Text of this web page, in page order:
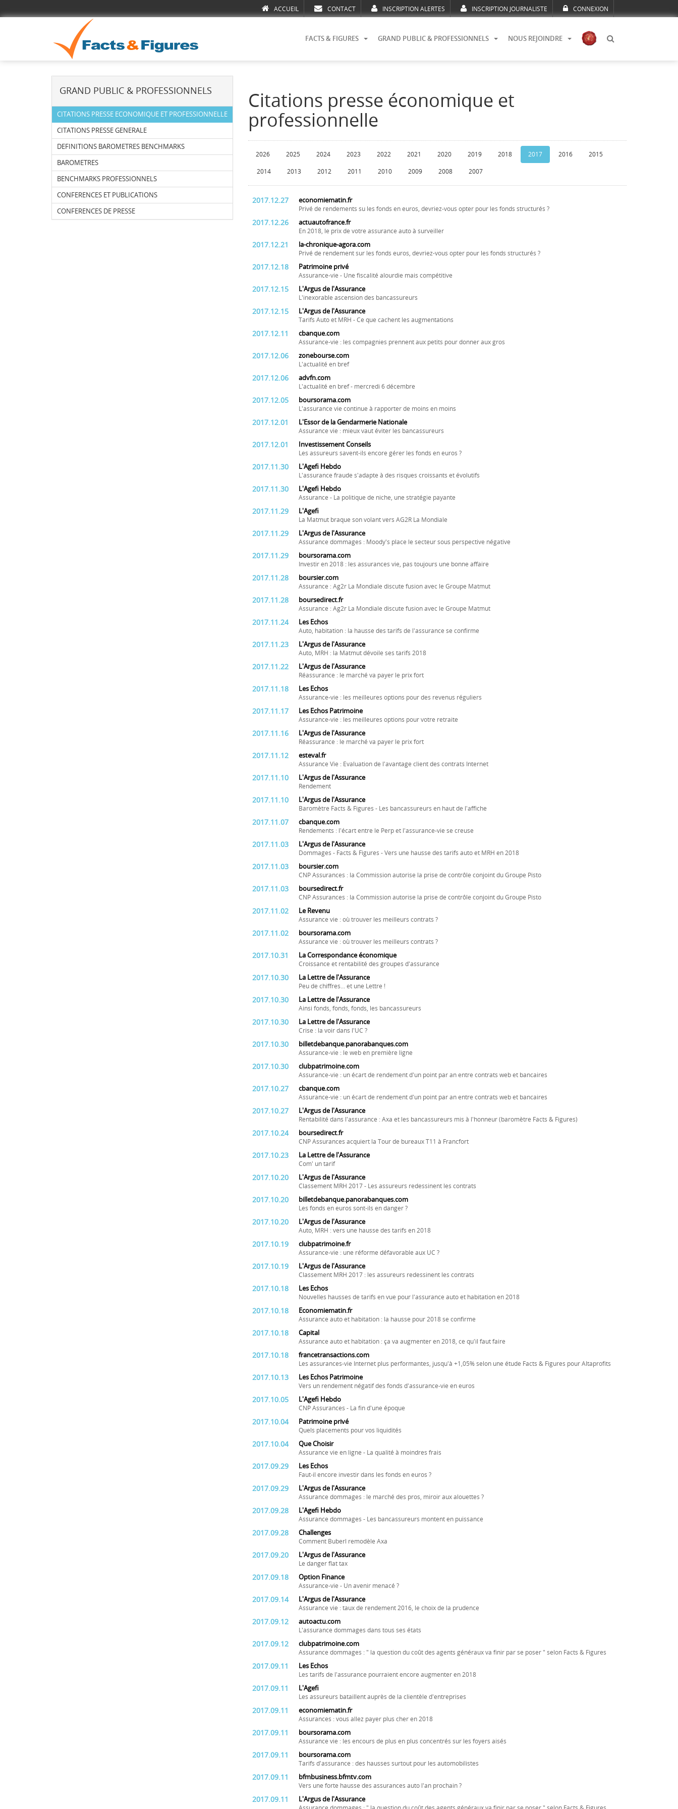
ACCUEIL CONTACT INSCRIPTION ALERTES INSCRIPTION JOURNALISTE CONNEXION
FACTS & FIGURES GRAND PUBLIC & PROFESSIONNELS NOUS REJOINDRE
GRAND PUBLIC & PROFESSIONNELS
CITATIONS PRESSE ECONOMIQUE ET PROFESSIONNELLE
CITATIONS PRESSE GENERALE
DEFINITIONS BAROMETRES BENCHMARKS
BAROMETRES
BENCHMARKS PROFESSIONNELS
CONFERENCES ET PUBLICATIONS
CONFERENCES DE PRESSE
Citations presse économique et
professionnelle
2026 2025 2024 2023 2022 2021 2020 2019 2018 2017 2016 2015
2014 2013 2012 2011 2010 2009 2008 2007
2017.12.27 economiematin.fr
Privé de rendements su les fonds en euros, devriez-vous opter pour les fonds structurés ?
2017.12.26 actuautofrance.fr
En 2018, le prix de votre assurance auto à surveiller
2017.12.21 la-chronique-agora.com
Privé de rendement sur les fonds euros, devriez-vous opter pour les fonds structurés ?
2017.12.18 Patrimoine privé
Assurance-vie - Une fiscalité alourdie mais compétitive
2017.12.15 L'Argus de l'Assurance
L'inexorable ascension des bancassureurs
2017.12.15 L'Argus de l'Assurance
Tarifs Auto et MRH - Ce que cachent les augmentations
2017.12.11 cbanque.com
Assurance-vie : les compagnies prennent aux petits pour donner aux gros
2017.12.06 zonebourse.com
L'actualité en bref
2017.12.06 advfn.com
L'actualité en bref - mercredi 6 décembre
2017.12.05 boursorama.com
L'assurance vie continue à rapporter de moins en moins
2017.12.01 L'Essor de la Gendarmerie Nationale
Assurance vie : mieux vaut éviter les bancassureurs
2017.12.01 Investissement Conseils
Les assureurs savent-ils encore gérer les fonds en euros ?
2017.11.30 L'Agefi Hebdo
L'assurance fraude s'adapte à des risques croissants et évolutifs
2017.11.30 L'Agefi Hebdo
Assurance - La politique de niche, une stratégie payante
2017.11.29 L'Agefi
La Matmut braque son volant vers AG2R La Mondiale
2017.11.29 L'Argus de l'Assurance
Assurance dommages : Moody's place le secteur sous perspective négative
2017.11.29 boursorama.com
Investir en 2018 : les assurances vie, pas toujours une bonne affaire
2017.11.28 boursier.com
Assurance : Ag2r La Mondiale discute fusion avec le Groupe Matmut
2017.11.28 boursedirect.fr
Assurance : Ag2r La Mondiale discute fusion avec le Groupe Matmut
2017.11.24 Les Echos
Auto, habitation : la hausse des tarifs de l'assurance se confirme
2017.11.23 L'Argus de l'Assurance
Auto, MRH : la Matmut dévoile ses tarifs 2018
2017.11.22 L'Argus de l'Assurance
Réassurance : le marché va payer le prix fort
2017.11.18 Les Echos
Assurance-vie : les meilleures options pour des revenus réguliers
2017.11.17 Les Echos Patrimoine
Assurance-vie : les meilleures options pour votre retraite
2017.11.16 L'Argus de l'Assurance
Réassurance : le marché va payer le prix fort
2017.11.12 esteval.fr
Assurance Vie : Evaluation de l'avantage client des contrats Internet
2017.11.10 L'Argus de l'Assurance
Rendement
2017.11.10 L'Argus de l'Assurance
Baromètre Facts & Figures - Les bancassureurs en haut de l'affiche
2017.11.07 cbanque.com
Rendements : l'écart entre le Perp et l'assurance-vie se creuse
2017.11.03 L'Argus de l'Assurance
Dommages - Facts & Figures - Vers une hausse des tarifs auto et MRH en 2018
2017.11.03 boursier.com
CNP Assurances : la Commission autorise la prise de contrôle conjoint du Groupe Pisto
2017.11.03 boursedirect.fr
CNP Assurances : la Commission autorise la prise de contrôle conjoint du Groupe Pisto
2017.11.02 Le Revenu
Assurance vie : où trouver les meilleurs contrats ?
2017.11.02 boursorama.com
Assurance vie : où trouver les meilleurs contrats ?
2017.10.31 La Correspondance économique
Croissance et rentabilité des groupes d'assurance
2017.10.30 La Lettre de l'Assurance
Peu de chiffres... et une Lettre !
2017.10.30 La Lettre de l'Assurance
Ainsi fonds, fonds, fonds, les bancassureurs
2017.10.30 La Lettre de l'Assurance
Crise : la voir dans l'UC ?
2017.10.30 billetdebanque.panorabanques.com
Assurance-vie : le web en première ligne
2017.10.30 clubpatrimoine.com
Assurance-vie : un écart de rendement d'un point par an entre contrats web et bancaires
2017.10.27 cbanque.com
Assurance-vie : un écart de rendement d'un point par an entre contrats web et bancaires
2017.10.27 L'Argus de l'Assurance
Rentabilité dans l'assurance : Axa et les bancassureurs mis à l'honneur (baromètre Facts & Figures)
2017.10.24 boursedirect.fr
CNP Assurances acquiert la Tour de bureaux T11 à Francfort
2017.10.23 La Lettre de l'Assurance
Com' un tarif
2017.10.20 L'Argus de l'Assurance
Classement MRH 2017 - Les assureurs redessinent les contrats
2017.10.20 billetdebanque.panorabanques.com
Les fonds en euros sont-ils en danger ?
2017.10.20 L'Argus de l'Assurance
Auto, MRH : vers une hausse des tarifs en 2018
2017.10.19 clubpatrimoine.fr
Assurance-vie : une réforme défavorable aux UC ?
2017.10.19 L'Argus de l'Assurance
Classement MRH 2017 : les assureurs redessinent les contrats
2017.10.18 Les Echos
Nouvelles hausses de tarifs en vue pour l'assurance auto et habitation en 2018
2017.10.18 Economiematin.fr
Assurance auto et habitation : la hausse pour 2018 se confirme
2017.10.18 Capital
Assurance auto et habitation : ça va augmenter en 2018, ce qu'il faut faire
2017.10.18 francetransactions.com
Les assurances-vie Internet plus performantes, jusqu'à +1,05% selon une étude Facts & Figures pour Altaprofits
2017.10.13 Les Echos Patrimoine
Vers un rendement négatif des fonds d'assurance-vie en euros
2017.10.05 L'Agefi Hebdo
CNP Assurances - La fin d'une époque
2017.10.04 Patrimoine privé
Quels placements pour vos liquidités
2017.10.04 Que Choisir
Assurance vie en ligne - La qualité à moindres frais
2017.09.29 Les Echos
Faut-il encore investir dans les fonds en euros ?
2017.09.29 L'Argus de l'Assurance
Assurance dommages : le marché des pros, miroir aux alouettes ?
2017.09.28 L'Agefi Hebdo
Assurance dommages - Les bancassureurs montent en puissance
2017.09.28 Challenges
Comment Buberl remodèle Axa
2017.09.20 L'Argus de l'Assurance
Le danger flat tax
2017.09.18 Option Finance
Assurance-vie - Un avenir menacé ?
2017.09.14 L'Argus de l'Assurance
Assurance vie : taux de rendement 2016, le choix de la prudence
2017.09.12 autoactu.com
L'assurance dommages dans tous ses états
2017.09.12 clubpatrimoine.com
Assurance dommages : " la question du coût des agents généraux va finir par se poser " selon Facts & Figures
2017.09.11 Les Echos
Les tarifs de l'assurance pourraient encore augmenter en 2018
2017.09.11 L'Agefi
Les assureurs bataillent auprès de la clientèle d'entreprises
2017.09.11 economiematin.fr
Assurances : vous allez payer plus cher en 2018
2017.09.11 boursorama.com
Assurance vie : les encours de plus en plus concentrés sur les foyers aisés
2017.09.11 boursorama.com
Tarifs d'assurance : des hausses surtout pour les automobilistes
2017.09.11 bfmbusiness.bfmtv.com
Vers une forte hausse des assurances auto l'an prochain ?
2017.09.11 L'Argus de l'Assurance